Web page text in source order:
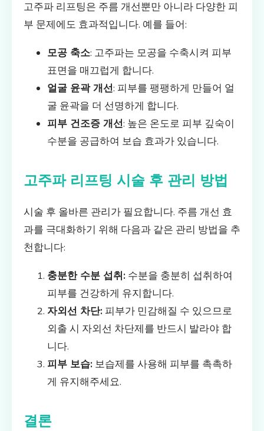
고주파 리프팅은 주름 개선뿐만 아니라 다양한 피
부 문제에도 효과적입니다. 예를 들어:
모공 축소: 고주파는 모공을 수축시켜 피부
표면을 매끄럽게 합니다.
얼굴 윤곽 개선: 피부를 팽팽하게 만들어 얼
굴 윤곽을 더 선명하게 합니다.
피부 건조증 개선: 높은 온도로 피부 깊숙이
수분을 공급하여 보습 효과가 있습니다.
고주파 리프팅 시술 후 관리 방법
시술 후 올바른 관리가 필요합니다. 주름 개선 효
과를 극대화하기 위해 다음과 같은 관리 방법을 추
천합니다:
충분한 수분 섭취: 수분을 충분히 섭취하여
피부를 건강하게 유지합니다.
자외선 차단: 피부가 민감해질 수 있으므로
외출 시 자외선 차단제를 반드시 발라야 합
니다.
피부 보습: 보습제를 사용해 피부를 촉촉하
게 유지해주세요.
결론